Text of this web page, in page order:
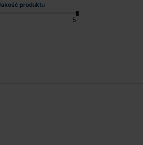
produktu
5